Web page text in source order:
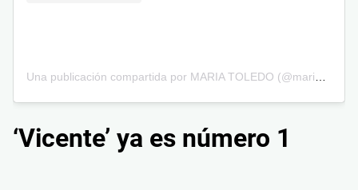
Una publicación compartida por MARIA TOLEDO (@mariatoledomt)
‘Vicente’ ya es número 1